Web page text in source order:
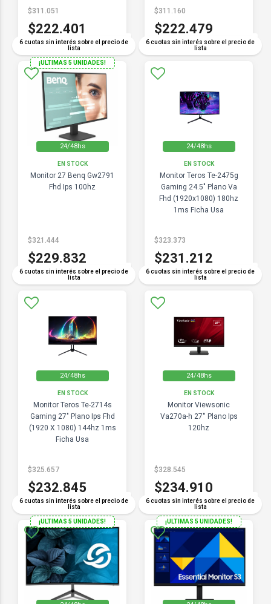
6 cuotas sin interés sobre el precio de
lista
$311.051
$222.401
COMPARAR
6 cuotas sin interés sobre el precio de
lista
$311.160
$222.479
COMPARAR
24/48hs
¡ULTIMAS 5 UNIDADES!
EN STOCK
Monitor 27 Benq Gw2791
Fhd Ips 100hz
6 cuotas sin interés sobre el precio de
lista
$321.444
$229.832
COMPARAR
24/48hs
EN STOCK
Monitor Teros Te-2475g
Gaming 24.5" Plano Va
Fhd (1920x1080) 180hz
1ms Ficha Usa
6 cuotas sin interés sobre el precio de
lista
$323.373
$231.212
COMPARAR
24/48hs
EN STOCK
Monitor Teros Te-2714s
Gaming 27" Plano Ips Fhd
(1920 X 1080) 144hz 1ms
Ficha Usa
6 cuotas sin interés sobre el precio de
lista
$325.657
$232.845
COMPARAR
24/48hs
EN STOCK
Monitor Viewsonic
Va270a-h 27'' Plano Ips
120hz
6 cuotas sin interés sobre el precio de
lista
$328.545
$234.910
COMPARAR
¡ULTIMAS 5 UNIDADES! ¡ULTIMAS 5 UNIDADES!